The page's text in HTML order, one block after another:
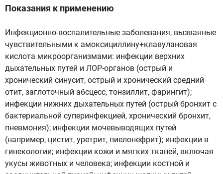
Показания к применению
Инфекционно-воспалительные заболевания, вызванные
чувствительными к амоксициллину+клавулановая
кислота микроорганизмами: инфекции верхних
дыхательных путей и ЛОР-органов (острый и
хронический синусит, острый и хронический средний
отит, заглоточный абсцесс, тонзиллит, фарингит);
инфекции нижних дыхательных путей (острый бронхит с
бактериальной суперинфекцией, хронический бронхит,
пневмония); инфекции мочевыводящих путей
(например, цистит, уретрит, пиелонефрит); инфекции в
гинекологии; инфекции кожи и мягких тканей, включая
укусы животных и человека; инфекции костной и